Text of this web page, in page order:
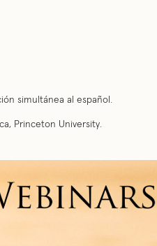
simultánea al español.
Princeton University.